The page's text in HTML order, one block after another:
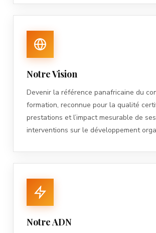
Notre Vision
Devenir la référence panafricaine du
formation, reconnue pour la qualité
prestations et l’impact mesurable de ses
interventions sur le développement
Notre ADN